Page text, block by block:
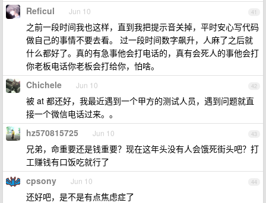
41
Reficul Jun 10
之前一段时间我也这样，直到我把提示音关掉，平时安心写代码
做自己的事情不要去看。 过一段时间数字飙升，人麻了之后就
什么都好了。真的有急事他会打电话的，真有会死人的事他会打
你老板电话你老板会打给你，怕啥。
42
Chichele Jun 10
被 at 都还好，我最近遇到一个甲方的测试人员，遇到问题就直
接一个微信电话过来。。
43
hz570815725 Jun 10
兄弟，命重要还是钱重要？现在这年头没有人会饿死街头吧？打
工赚钱有口饭吃就行了
44
cpsony Jun 10
还好吧，是不是有点焦虑症了